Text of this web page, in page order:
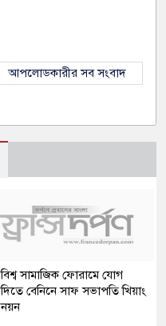
আপলোডকারীর সব সংবাদ
বিশ্ব সামাজিক ফোরামে যোগ
দিতে বেনিনে সাফ সভাপতি খিয়াং
নয়ন